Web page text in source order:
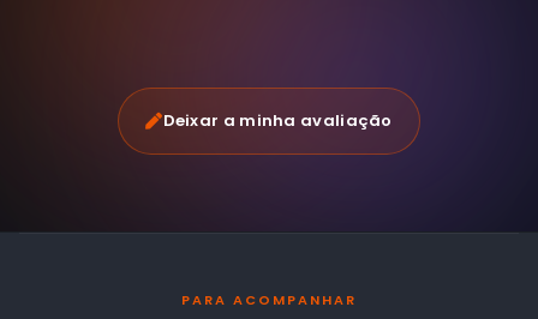
Deixar a minha avaliação
PARA ACOMPANHAR